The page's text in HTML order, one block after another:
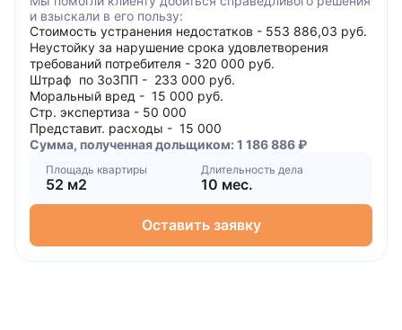
и взыскали в его пользу:
Стоимость устранения недостатков - 553 886,03 руб.
Неустойку за нарушение срока удовлетворения
требований потребителя - 320 000 руб.
Штраф по ЗоЗПП - 233 000 руб.
Моральный вред - 15 000 руб.
Стр. экспертиза - 50 000
Представит. расходы - 15 000
Сумма, полученная дольщиком: 1 186 886 ₽
Площадь квартиры
52 м2
Длительность дела
10 мес.
Оставить заявку